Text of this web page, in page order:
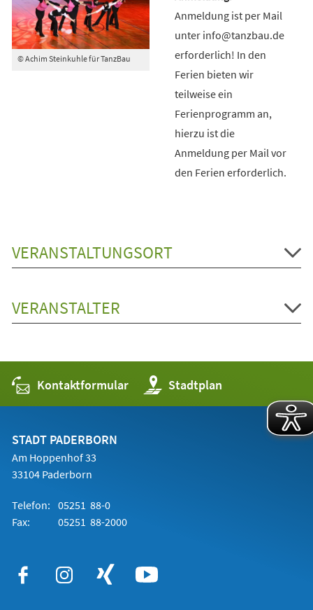
© Achim Steinkuhle für TanzBau
Anmeldung ist per Mail
unter info@tanzbau.de
erforderlich! In den
Ferien bieten wir
teilweise ein
Ferienprogramm an,
hierzu ist die
Anmeldung per Mail vor
den Ferien erforderlich.
VERANSTALTUNGSORT
VERANSTALTER
Kontaktformular Stadtplan
(Öffnet
in
einem
STADT PADERBORN
Am Hoppenhof 33
33104 Paderborn
Telefon: 05251 88-0
Fax:
05251 88-2000